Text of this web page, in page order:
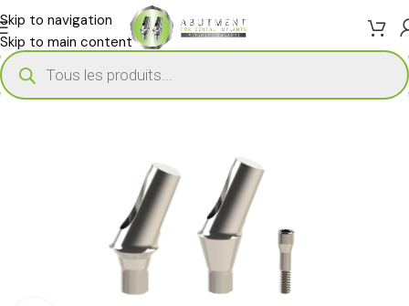
Skip to navigation
Skip to main content